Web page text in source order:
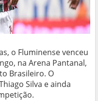
o Fluminense venceu
na Arena Pantanal,
Brasileiro. O
Silva e ainda